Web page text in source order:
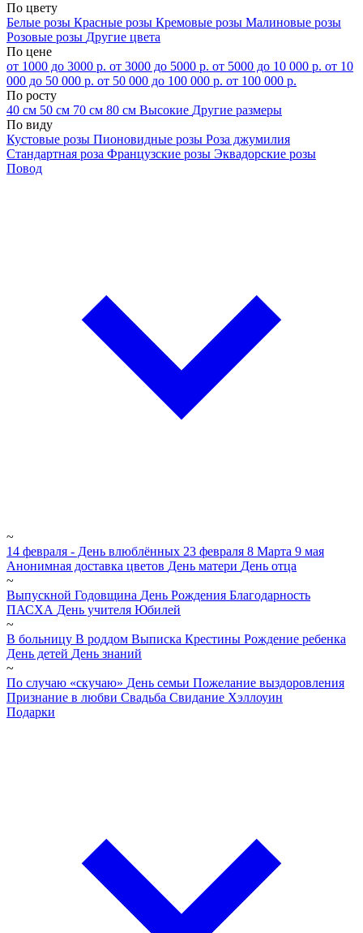
По цвету
Белые розы Красные розы Кремовые розы Малиновые розы
Розовые розы Другие цвета
По цене
от 1000 до 3000 р. от 3000 до 5000 р. от 5000 до 10 000 р. от 10
000 до 50 000 р. от 50 000 до 100 000 р. от 100 000 р.
По росту
40 см 50 см 70 см 80 см Высокие Другие размеры
По виду
Кустовые розы Пионовидные розы Роза джумилия
Стандартная роза Французские розы Эквадорские розы
Повод
~
14 февраля - День влюблённых 23 февраля 8 Марта 9 мая
Анонимная доставка цветов День матери День отца
~
Выпускной Годовщина День Рождения Благодарность
ПАСХА День учителя Юбилей
~
В больницу В роддом Выписка Крестины Рождение ребенка
День детей День знаний
~
По случаю «скучаю» День семьи Пожелание выздоровления
Признание в любви Свадьба Свидание Хэллоуин
Подарки